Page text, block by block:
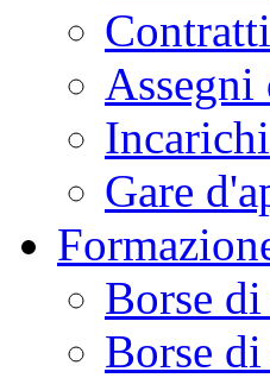
Assegni
Gare
Borse
Borse